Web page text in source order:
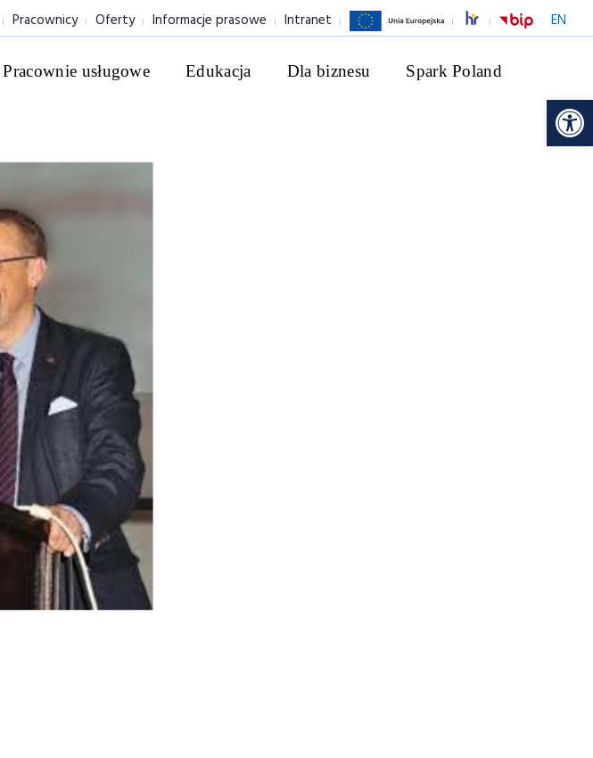
EN
Pracownicy Oferty Informacje prasowe Intranet
Pracownie usługowe Edukacja Dla biznesu Spark Poland